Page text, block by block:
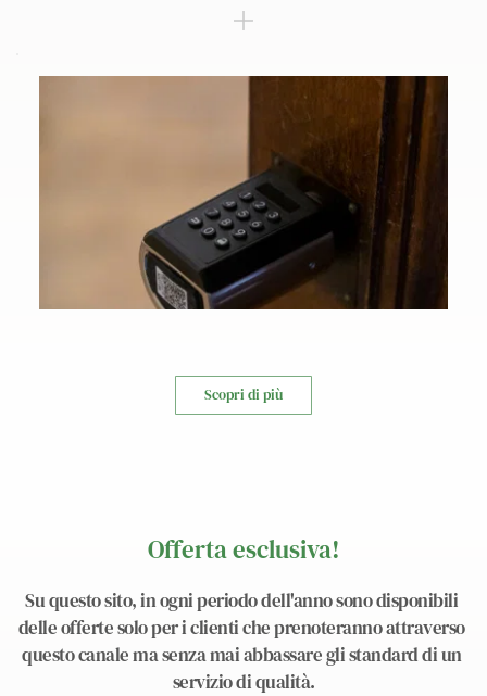
Scopri di più
Offerta esclusiva!
Su questo sito, in ogni periodo dell'anno sono disponibili
delle offerte solo per i clienti che prenoteranno attraverso
questo canale ma senza mai abbassare gli standard di un
servizio di qualità.